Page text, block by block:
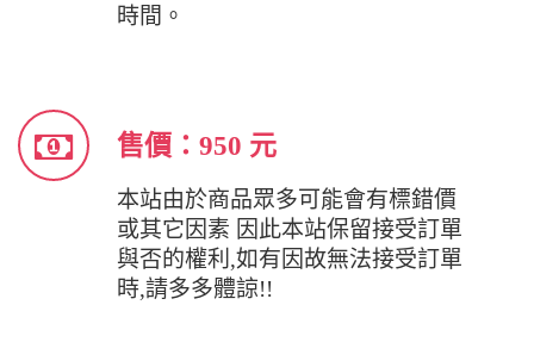
時間。
售價：950 元
本站由於商品眾多可能會有標錯價
或其它因素 因此本站保留接受訂單
與否的權利,如有因故無法接受訂單
時,請多多體諒!!